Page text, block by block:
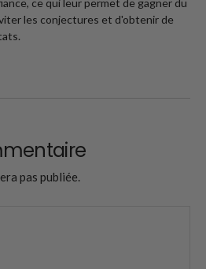
les conjectures et d'obtenir de
pas publiée.